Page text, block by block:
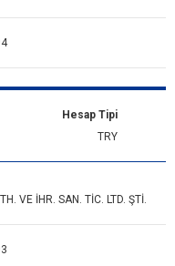
Hesap Tipi
TRY
VE İHR. SAN. TİC. LTD. ŞTİ.